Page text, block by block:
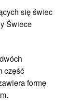
się świec
Świece
część
formę